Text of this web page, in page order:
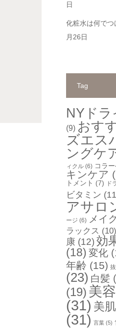
日
化粧水は何で
月26日
Tag
NYドラ
(9) おす
ズエス
ングケ
ィクル (6) コラ
キンケア
トメント (7) ド
ビタミン
アサロ
ージ (6) メイク
ラックス (10)
康 (12) 効
(18) 変化
年齢 (15)
(23) 白髪
(19) 美
(31) 美肌
(31) 言葉 (5)